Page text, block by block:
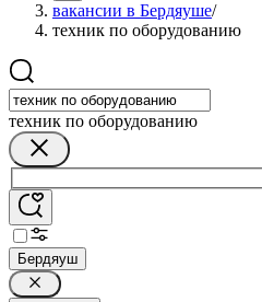
вакансии в Бердяуше/
техник по оборудованию
техник по оборудованию
Бердяуш